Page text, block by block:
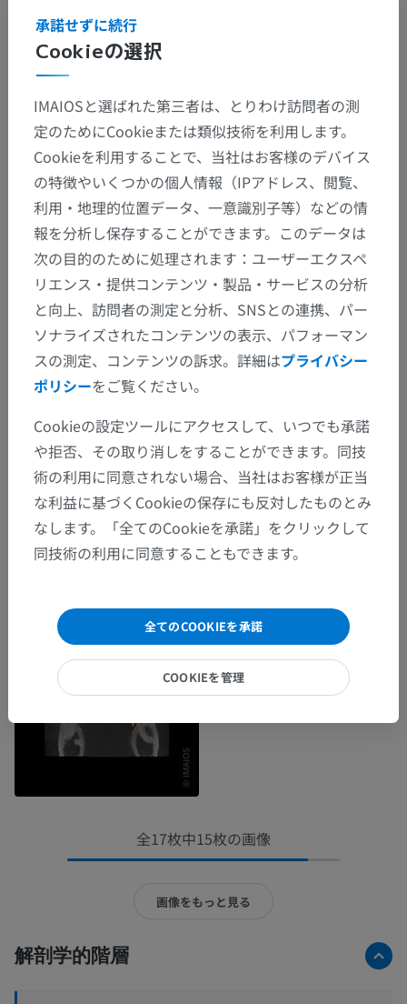
全17枚中15枚の画像
画像をもっと見る
解剖学的階層
Cookieの選択
承諾せずに続行
IMAIOSと選ばれた第三者は、とりわけ訪問者の測
定のためにCookieまたは類似技術を利用します。
Cookieを利用することで、当社はお客様のデバイス
の特徴やいくつかの個人情報（IPアドレス、閲覧、
利用・地理的位置データ、一意識別子等）などの情
報を分析し保存することができます。このデータは
次の目的のために処理されます：ユーザーエクスペ
リエンス・提供コンテンツ・製品・サービスの分析
と向上、訪問者の測定と分析、SNSとの連携、パー
ソナライズされたコンテンツの表示、パフォーマン
スの測定、コンテンツの訴求。詳細はプライバシー
ポリシーをご覧ください。
Cookieの設定ツールにアクセスして、いつでも承諾
や拒否、その取り消しをすることができます。同技
術の利用に同意されない場合、当社はお客様が正当
な利益に基づくCookieの保存にも反対したものとみ
なします。「全てのCookieを承諾」をクリックして
同技術の利用に同意することもできます。
全てのCOOKIEを承諾
COOKIEを管理